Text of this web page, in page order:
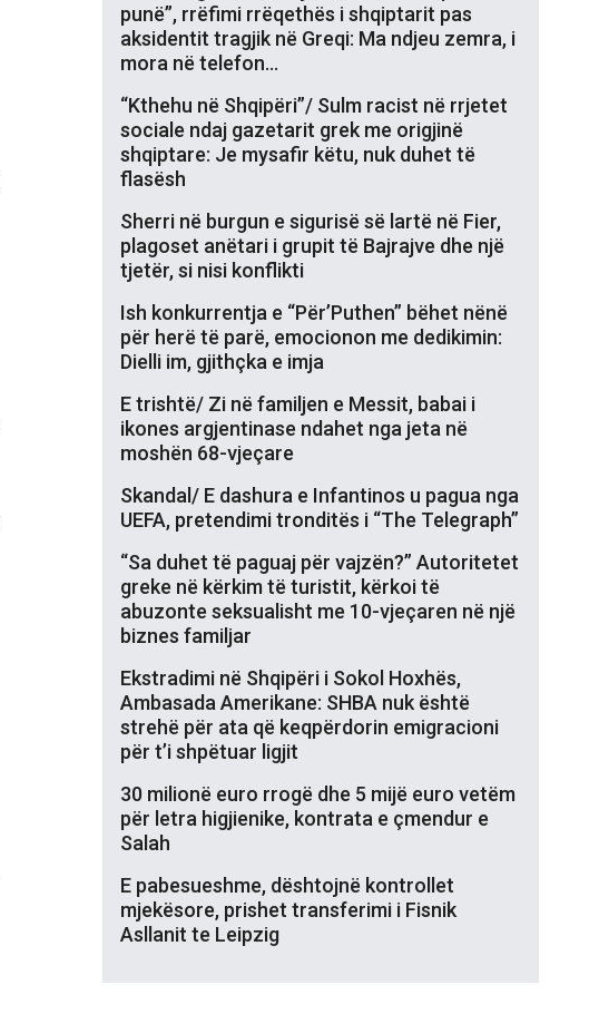
punë”, rrëfimi rrëqethës i shqiptarit pas
aksidentit tragjik në Greqi: Ma ndjeu zemra, i
mora në telefon…
“Kthehu në Shqipëri”/ Sulm racist në rrjetet
sociale ndaj gazetarit grek me origjinë
shqiptare: Je mysafir këtu, nuk duhet të
flasësh
Sherri në burgun e sigurisë së lartë në Fier,
plagoset anëtari i grupit të Bajrajve dhe një
tjetër, si nisi konflikti
Ish konkurrentja e “Për’Puthen” bëhet nënë
për herë të parë, emocionon me dedikimin:
Dielli im, gjithçka e imja
E trishtë/ Zi në familjen e Messit, babai i
ikones argjentinase ndahet nga jeta në
moshën 68-vjeçare
Skandal/ E dashura e Infantinos u pagua nga
UEFA, pretendimi tronditës i “The Telegraph”
“Sa duhet të paguaj për vajzën?” Autoritetet
greke në kërkim të turistit, kërkoi të
abuzonte seksualisht me 10-vjeçaren në një
biznes familjar
Ekstradimi në Shqipëri i Sokol Hoxhës,
Ambasada Amerikane: SHBA nuk është
strehë për ata që keqpërdorin emigracioni
për t’i shpëtuar ligjit
30 milionë euro rrogë dhe 5 mijë euro vetëm
për letra higjienike, kontrata e çmendur e
Salah
E pabesueshme, dështojnë kontrollet
mjekësore, prishet transferimi i Fisnik
Asllanit te Leipzig